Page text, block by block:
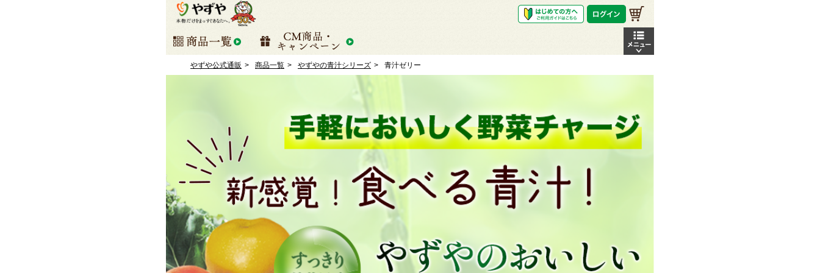
やずや公式通販 商品一覧 やずやの青汁シリーズ 青汁ゼリー